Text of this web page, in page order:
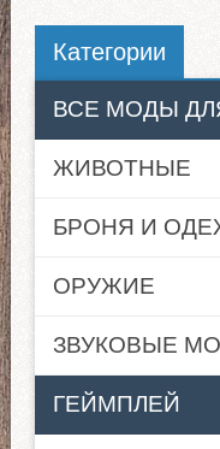
Категории
ВСЕ МОДЫ
ЖИВОТНЫЕ
БРОНЯ И
ОРУЖИЕ
ЗВУКОВЫЕ
ГЕЙМПЛЕЙ